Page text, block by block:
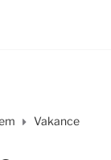
Vakance